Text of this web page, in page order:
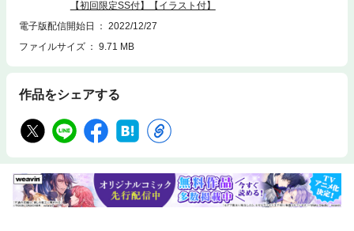
【初回限定SS付】【イラスト付】
電子版配信開始日
2022/12/27
ファイルサイズ
9.71 MB
作品をシェアする